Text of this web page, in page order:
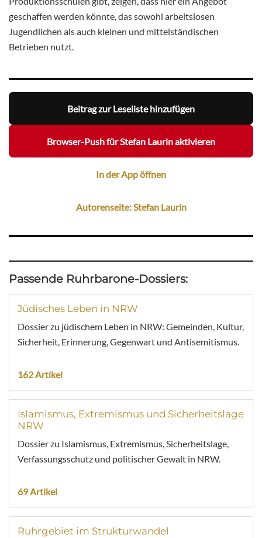
geschaffen werden könnte, das sowohl arbeitslosen
Jugendlichen als auch kleinen und mittelständischen
Betrieben nutzt.
Beitrag zur Leseliste hinzufügen
Browser-Push für Stefan Laurin aktivieren
In der App öffnen
Autorenseite: Stefan Laurin
Passende Ruhrbarone-Dossiers:
Jüdisches Leben in NRW
Dossier zu jüdischem Leben in NRW: Gemeinden, Kultur,
Sicherheit, Erinnerung, Gegenwart und Antisemitismus.
162 Artikel
Islamismus, Extremismus und Sicherheitslage
NRW
Dossier zu Islamismus, Extremismus, Sicherheitslage,
Verfassungsschutz und politischer Gewalt in NRW.
69 Artikel
Ruhrgebiet im Strukturwandel